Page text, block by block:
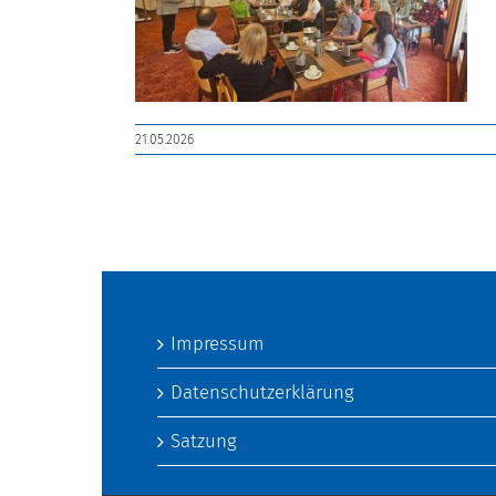
21.05.2026
Impressum
Datenschutzerklärung
Satzung